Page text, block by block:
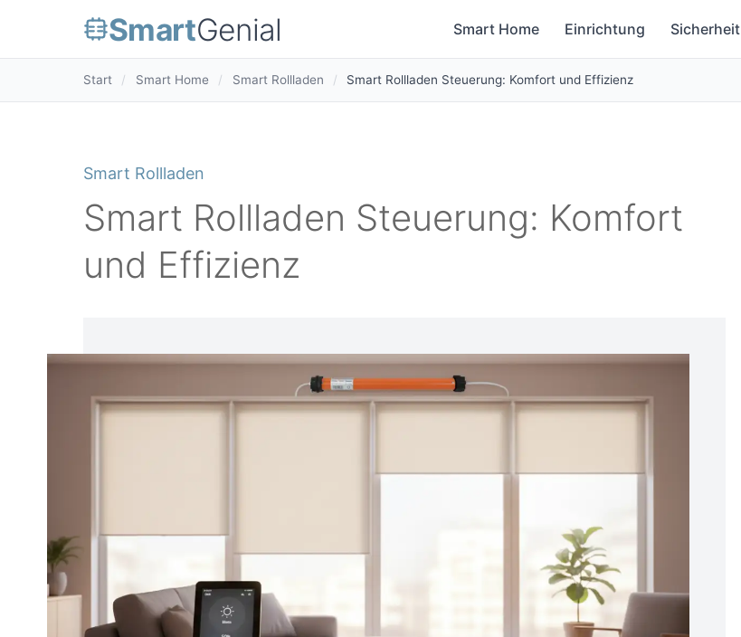
SmartGenial Smart Home Einrichtung Sicherheit
Start / Smart Home / Smart Rollladen / Smart Rollladen Steuerung: Komfort und Effizienz
Smart Rollladen
Smart Rollladen Steuerung: Komfort
und Effizienz